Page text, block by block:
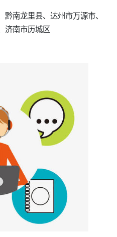
南龙里县、达州市万源市、
济南市历城区